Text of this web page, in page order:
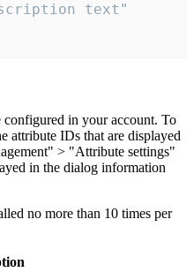
text"
configured in your account. To
attribute IDs that are displayed
> "Attribute settings"
in the dialog information
no more than 10 times per